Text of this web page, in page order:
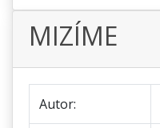
MIZÍME
Autor: